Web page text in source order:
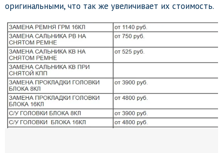
оригинальными, что так же увеличивает их стоимость.